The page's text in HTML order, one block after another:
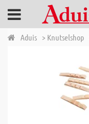
Aduis > Knutselshop